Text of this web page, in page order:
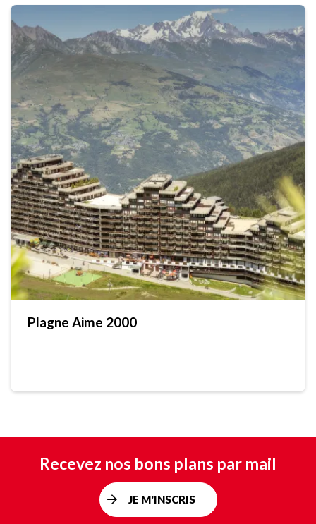
Plagne Aime 2000
Recevez nos bons plans par mail
JE M'INSCRIS